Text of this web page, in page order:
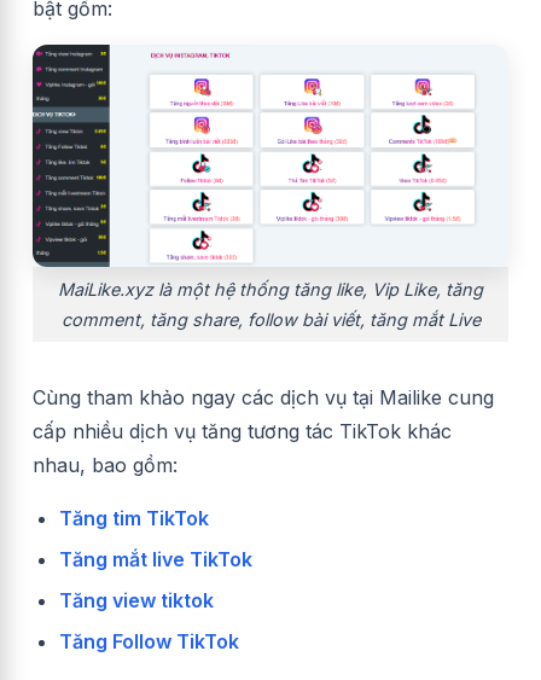
bật gồm:
MaiLike.xyz là một hệ thống tăng like, Vip Like, tăng
comment, tăng share, follow bài viết, tăng mắt Live
Cùng tham khảo ngay các dịch vụ tại Mailike cung
cấp nhiều dịch vụ tăng tương tác TikTok khác
nhau, bao gồm:
Tăng tim TikTok
Tăng mắt live TikTok
Tăng view tiktok
Tăng Follow TikTok